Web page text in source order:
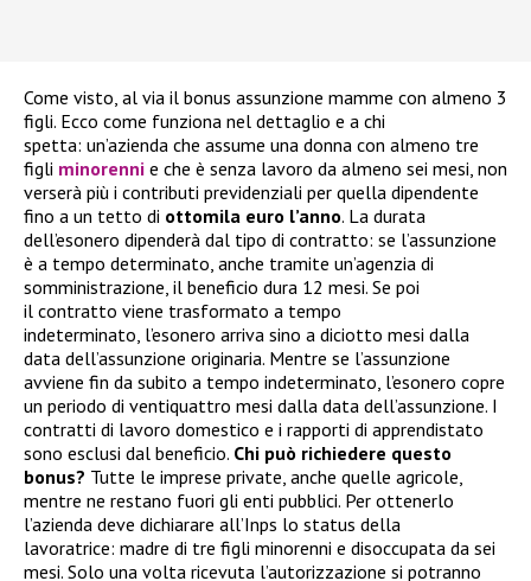
Come visto, al via il bonus assunzione mamme con almeno 3
figli. Ecco come funziona nel dettaglio e a chi
spetta: un’azienda che assume una donna con almeno tre
figli minorenni e che è senza lavoro da almeno sei mesi, non
verserà più i contributi previdenziali per quella dipendente
fino a un tetto di ottomila euro l’anno. La durata
dell’esonero dipenderà dal tipo di contratto: se l’assunzione
è a tempo determinato, anche tramite un’agenzia di
somministrazione, il beneficio dura 12 mesi. Se poi
il contratto viene trasformato a tempo
indeterminato, l’esonero arriva sino a diciotto mesi dalla
data dell’assunzione originaria. Mentre se l’assunzione
avviene fin da subito a tempo indeterminato, l’esonero copre
un periodo di ventiquattro mesi dalla data dell’assunzione. I
contratti di lavoro domestico e i rapporti di apprendistato
sono esclusi dal beneficio. Chi può richiedere questo
bonus? Tutte le imprese private, anche quelle agricole,
mentre ne restano fuori gli enti pubblici. Per ottenerlo
l’azienda deve dichiarare all’Inps lo status della
lavoratrice: madre di tre figli minorenni e disoccupata da sei
mesi. Solo una volta ricevuta l’autorizzazione si potranno